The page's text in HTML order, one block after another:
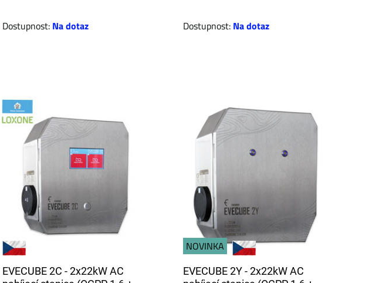
Dostupnost: Na dotaz Dostupnost: Na dotaz
EVECUBE 2C - 2x22kW AC
NOVINKA
EVECUBE 2Y - 2x22kW AC